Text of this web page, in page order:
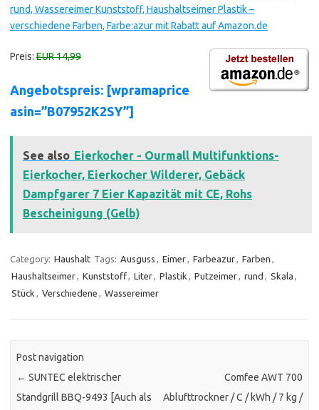
rund, Wassereimer Kunststoff, Haushaltseimer Plastik –
verschiedene Farben, Farbe:azur mit Rabatt auf Amazon.de
Preis: EUR 14,99
Angebotspreis: [wpramaprice
asin=”B07952K2SY”]
See also Eierkocher - Ourmall Multifunktions-
Eierkocher, Eierkocher Wilderer, Gebäck
Dampfgarer 7 Eier Kapazität mit CE, Rohs
Bescheinigung (Gelb)
Category: Haushalt Tags: Ausguss , Eimer, Farbeazur, Farben ,
Haushaltseimer, Kunststoff, Liter, Plastik , Putzeimer, rund , Skala ,
Stück , Verschiedene , Wassereimer
Post navigation
← SUNTEC elektrischer
Standgrill BBQ-9493 [Auch als
Comfee AWT 700
Ablufttrockner / C / kWh / 7 kg /